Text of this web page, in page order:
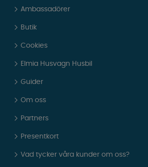
Ambassadörer
Butik
Cookies
Elmia Husvagn Husbil
Guider
Om oss
Partners
Presentkort
Vad tycker våra kunder om oss?